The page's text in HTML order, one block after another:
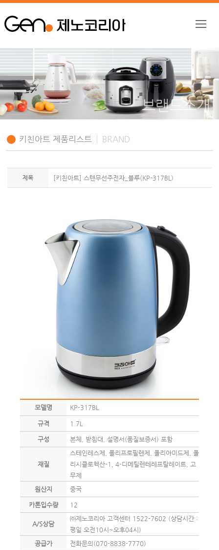
브랜드소개
키친아트 제품리스트 BRAND
제목 [키친아트] 스텐무선주전자_블루(KP-317BL)
모델명 KP-317BL
규격 1.7L
구성 본체, 받침대, 설명서(품질보증서) 포함
재질
스테인레스제, 폴리프로필렌제, 폴리아미드제, 폴
리시클로헥산-1, 4-디메틸렌테레프탈레이트, 고
무제
원산지
중국
카톤입수량 12
A/S상담
㈜제노코리아 고객센터 1522-7602 (상담시간 :
평일 오전10시~오후04시)
공급가
전화문의(070-8838-7770)